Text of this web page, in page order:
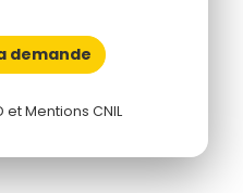
demande
et Mentions CNIL